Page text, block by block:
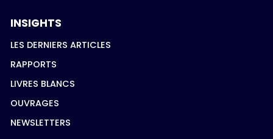
INSIGHTS
LES DERNIERS ARTICLES
RAPPORTS
LIVRES BLANCS
OUVRAGES
NEWSLETTERS